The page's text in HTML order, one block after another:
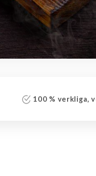
100 % verkliga,